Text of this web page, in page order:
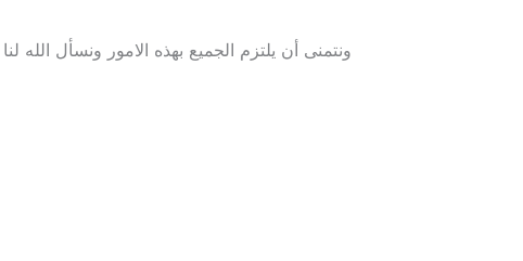
ونتمنى أن يلتزم الجميع بهذه الامور ونسأل الله